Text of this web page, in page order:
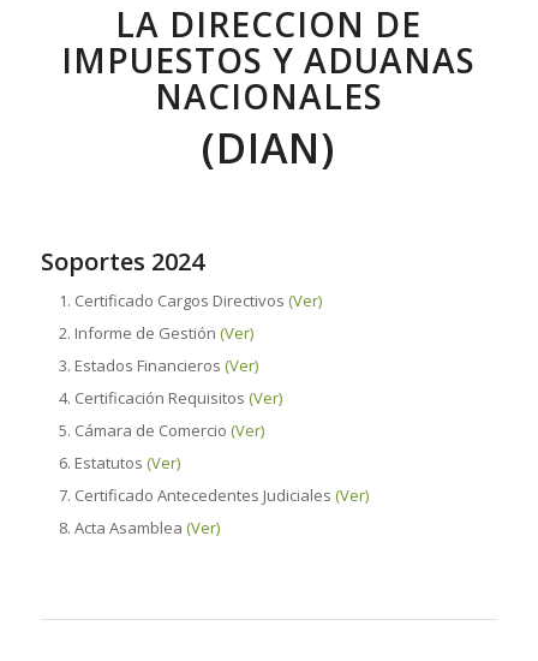
LA DIRECCION DE
IMPUESTOS Y ADUANAS
NACIONALES
(DIAN)
Soportes 2024
Certificado Cargos Directivos (Ver)
Informe de Gestión (Ver)
Estados Financieros (Ver)
Certificación Requisitos (Ver)
Cámara de Comercio (Ver)
Estatutos (Ver)
Certificado Antecedentes Judiciales (Ver)
Acta Asamblea (Ver)